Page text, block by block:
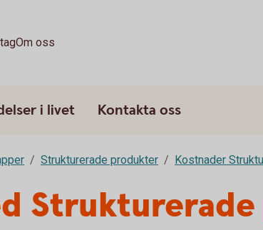
Om oss
i livet Kontakta oss
Strukturerade produkter Kostnader